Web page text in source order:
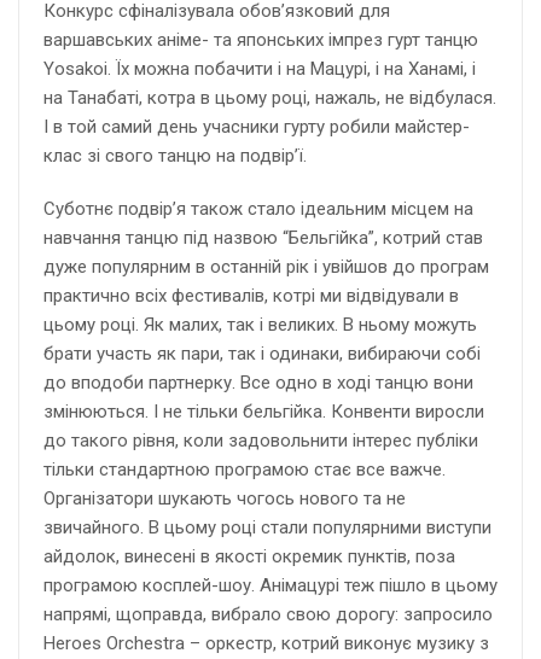
Конкурс сфіналізувала обов’язковий для
варшавських аніме- та японських імпрез гурт танцю
Yosakoi. Їх можна побачити і на Мацурі, і на Ханамі, і
на Танабаті, котра в цьому році, нажаль, не відбулася.
І в той самий день учасники гурту робили майстер-
клас зі свого танцю на подвір’ї.
Суботнє подвір’я також стало ідеальним місцем на
навчання танцю під назвою “Бельгійка”, котрий став
дуже популярним в останній рік і увійшов до програм
практично всіх фестивалів, котрі ми відвідували в
цьому році. Як малих, так і великих. В ньому можуть
брати участь як пари, так і одинаки, вибираючи собі
до вподоби партнерку. Все одно в ході танцю вони
змінюються. І не тільки бельгійка. Конвенти виросли
до такого рівня, коли задовольнити інтерес публіки
тільки стандартною програмою стає все важче.
Організатори шукають чогось нового та не
звичайного. В цьому році стали популярними виступи
айдолок, винесені в якості окремик пунктів, поза
програмою косплей-шоу. Анімацурі теж пішло в цьому
напрямі, щоправда, вибрало свою дорогу: запросило
Heroes Orchestra – оркестр, котрий виконує музику з